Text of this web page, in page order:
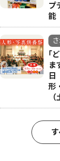
プ
能
｢
ま
形